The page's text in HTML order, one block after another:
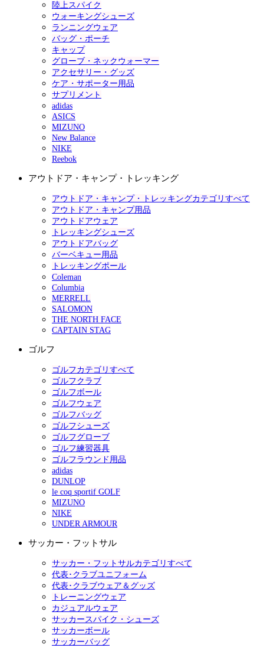
陸上スパイク
ウォーキングシューズ
ランニングウェア
バッグ・ポーチ
キャップ
グローブ・ネックウォーマー
アクセサリー・グッズ
ケア・サポーター用品
サプリメント
adidas
ASICS
MIZUNO
New Balance
NIKE
Reebok
アウトドア・キャンプ・トレッキング
アウトドア・キャンプ・トレッキングカテゴリすべて
アウトドア・キャンプ用品
アウトドアウェア
トレッキングシューズ
アウトドアバッグ
バーベキュー用品
トレッキングポール
Coleman
Columbia
MERRELL
SALOMON
THE NORTH FACE
CAPTAIN STAG
ゴルフ
ゴルフカテゴリすべて
ゴルフクラブ
ゴルフボール
ゴルフウェア
ゴルフバッグ
ゴルフシューズ
ゴルフグローブ
ゴルフ練習器具
ゴルフラウンド用品
adidas
DUNLOP
le coq sportif GOLF
MIZUNO
NIKE
UNDER ARMOUR
サッカー・フットサル
サッカー・フットサルカテゴリすべて
代表･クラブユニフォーム
代表･クラブウェア＆グッズ
トレーニングウェア
カジュアルウェア
サッカースパイク・シューズ
サッカーボール
サッカーバッグ